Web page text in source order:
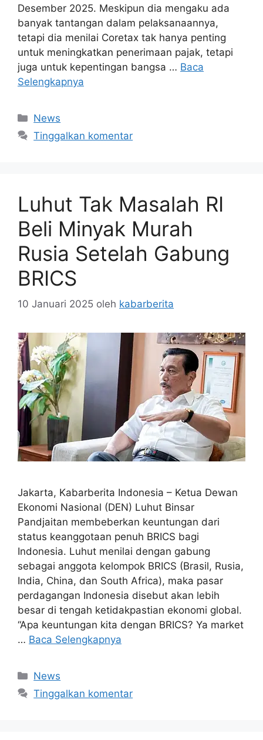
Desember 2025. Meskipun dia mengaku ada
banyak tantangan dalam pelaksanaannya,
tetapi dia menilai Coretax tak hanya penting
untuk meningkatkan penerimaan pajak, tetapi
juga untuk kepentingan bangsa … Baca
Selengkapnya
Kategori
News
Tinggalkan komentar
Luhut Tak Masalah RI
Beli Minyak Murah
Rusia Setelah Gabung
BRICS
10 Januari 2025 oleh kabarberita
Jakarta, Kabarberita Indonesia – Ketua Dewan
Ekonomi Nasional (DEN) Luhut Binsar
Pandjaitan membeberkan keuntungan dari
status keanggotaan penuh BRICS bagi
Indonesia. Luhut menilai dengan gabung
sebagai anggota kelompok BRICS (Brasil, Rusia,
India, China, dan South Africa), maka pasar
perdagangan Indonesia disebut akan lebih
besar di tengah ketidakpastian ekonomi global.
“Apa keuntungan kita dengan BRICS? Ya market
… Baca Selengkapnya
Kategori
News
Tinggalkan komentar